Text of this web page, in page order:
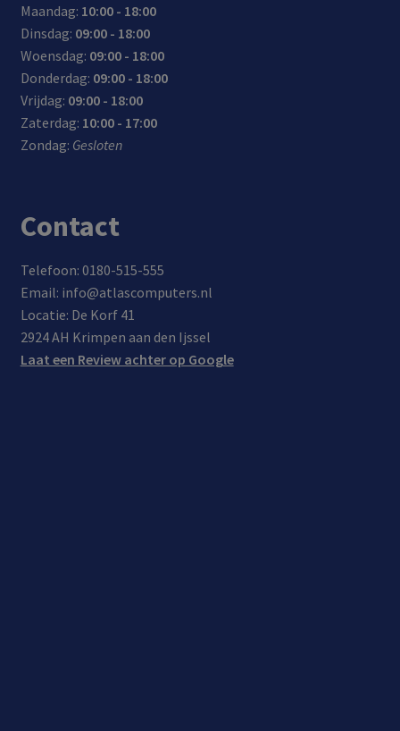
Maandag: 10:00 - 18:00
Dinsdag: 09:00 - 18:00
Woensdag: 09:00 - 18:00
Donderdag: 09:00 - 18:00
Vrijdag: 09:00 - 18:00
Zaterdag: 10:00 - 17:00
Zondag: Gesloten
Contact
Telefoon: 0180-515-555
Email: info@atlascomputers.nl
Locatie: De Korf 41
2924 AH Krimpen aan den Ijssel
Laat een Review achter op Google